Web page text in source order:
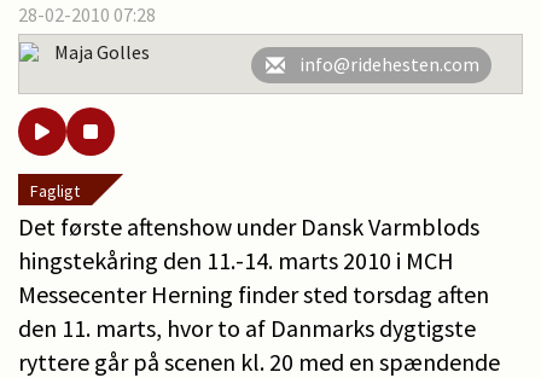
28-02-2010 07:28
Maja Golles
info@ridehesten.com
Fagligt
Det første aftenshow under Dansk Varmblods
hingstekåring den 11.-14. marts 2010 i MCH
Messecenter Herning finder sted torsdag aften
den 11. marts, hvor to af Danmarks dygtigste
ryttere går på scenen kl. 20 med en spændende